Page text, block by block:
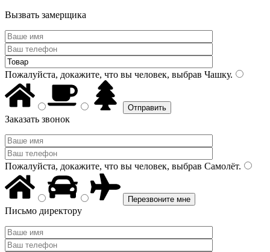
Вызвать замерщика
Пожалуйста, докажите, что вы человек, выбрав Чашку.
Заказать звонок
Пожалуйста, докажите, что вы человек, выбрав Самолёт.
Письмо директору